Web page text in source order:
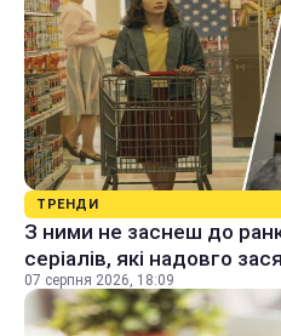
ТРЕНДИ
З ними не заснеш до
серіалів, які надовго
07 серпня 2026, 18:09